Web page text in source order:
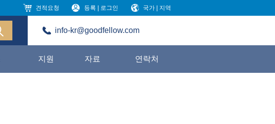
국가 | 지역
등록 | 로그인
견적요청
info-kr@goodfellow.com
지원 자료 연락처